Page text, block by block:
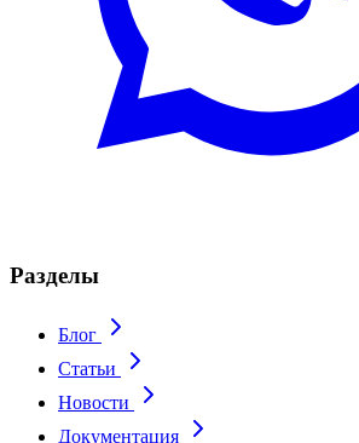
Разделы
Блог
Статьи
Новости
Документация